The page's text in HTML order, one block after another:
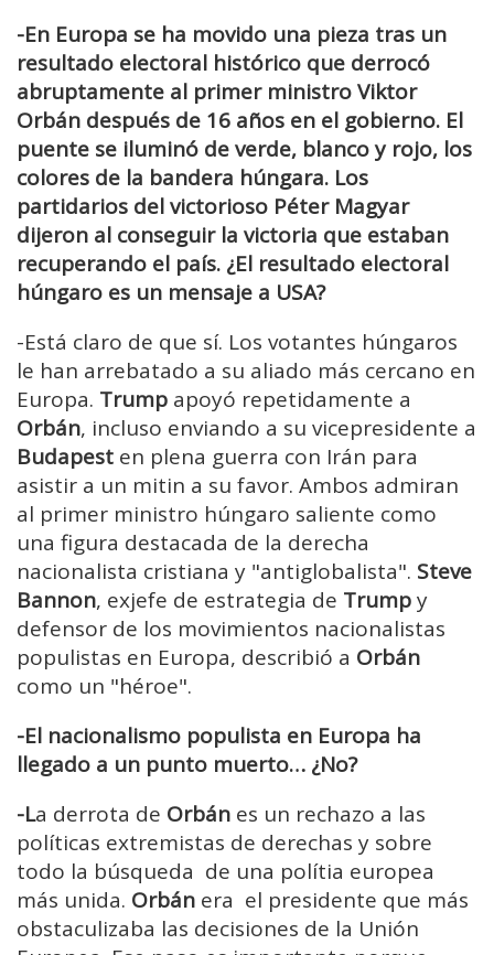
-En Europa se ha movido una pieza tras un
resultado electoral histórico que derrocó
abruptamente al primer ministro Viktor
Orbán después de 16 años en el gobierno. El
puente se iluminó de verde, blanco y rojo, los
colores de la bandera húngara. Los
partidarios del victorioso Péter Magyar
dijeron al conseguir la victoria que estaban
recuperando el país. ¿El resultado electoral
húngaro es un mensaje a USA?
-Está claro de que sí. Los votantes húngaros
le han arrebatado a su aliado más cercano en
Europa. Trump apoyó repetidamente a
Orbán, incluso enviando a su vicepresidente a
Budapest en plena guerra con Irán para
asistir a un mitin a su favor. Ambos admiran
al primer ministro húngaro saliente como
una figura destacada de la derecha
nacionalista cristiana y "antiglobalista". Steve
Bannon, exjefe de estrategia de Trumpy
defensor de los movimientos nacionalistas
populistas en Europa, describió a Orbán
como un "héroe".
-El nacionalismo populista en Europa ha
llegado a un punto muerto… ¿No?
-La derrota de Orbán es un rechazo a las
políticas extremistas de derechas y sobre
todo la búsqueda de una polítia europea
más unida. Orbán era el presidente que más
obstaculizaba las decisiones de la Unión